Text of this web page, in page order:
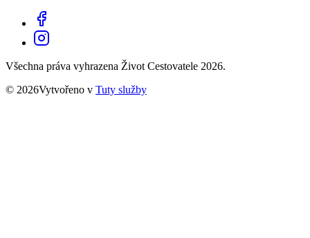
Všechna práva vyhrazena Život Cestovatele 2026.
© 2026Vytvořeno v Tuty služby